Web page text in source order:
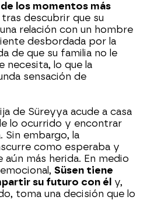
los momentos más
tras descubrir que su
relación con un hombre
desbordada por la
de que su familia no le
necesita, lo que la
sensación de
de Süreyya acude a casa
lo ocurrido y encontrar
Sin embargo, la
como esperaba y
más herida. En medio
Süsen tiene
su futuro con él y,
toma una decisión que lo